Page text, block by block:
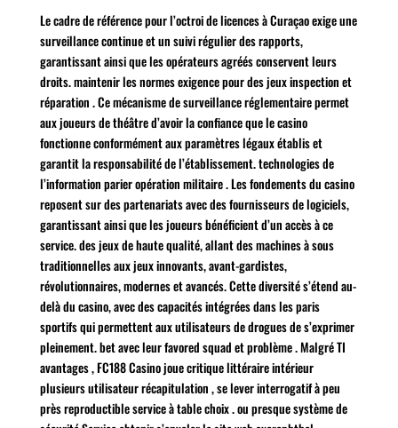
Le cadre de référence pour l’octroi de licences à Curaçao exige une
surveillance continue et un suivi régulier des rapports,
garantissant ainsi que les opérateurs agréés conservent leurs
droits. maintenir les normes exigence pour des jeux inspection et
réparation . Ce mécanisme de surveillance réglementaire permet
aux joueurs de théâtre d’avoir la confiance que le casino
fonctionne conformément aux paramètres légaux établis et
garantit la responsabilité de l’établissement. technologies de
l’information parier opération militaire . Les fondements du casino
reposent sur des partenariats avec des fournisseurs de logiciels,
garantissant ainsi que les joueurs bénéficient d’un accès à ce
service. des jeux de haute qualité, allant des machines à sous
traditionnelles aux jeux innovants, avant-gardistes,
révolutionnaires, modernes et avancés. Cette diversité s’étend au-
delà du casino, avec des capacités intégrées dans les paris
sportifs qui permettent aux utilisateurs de drogues de s’exprimer
pleinement. bet avec leur favored squad et problème . Malgré TI
avantages , FC188 Casino joue critique littéraire intérieur
plusieurs utilisateur récapitulation , se lever interrogatif à peu
près reproductible service à table choix . ou presque système de